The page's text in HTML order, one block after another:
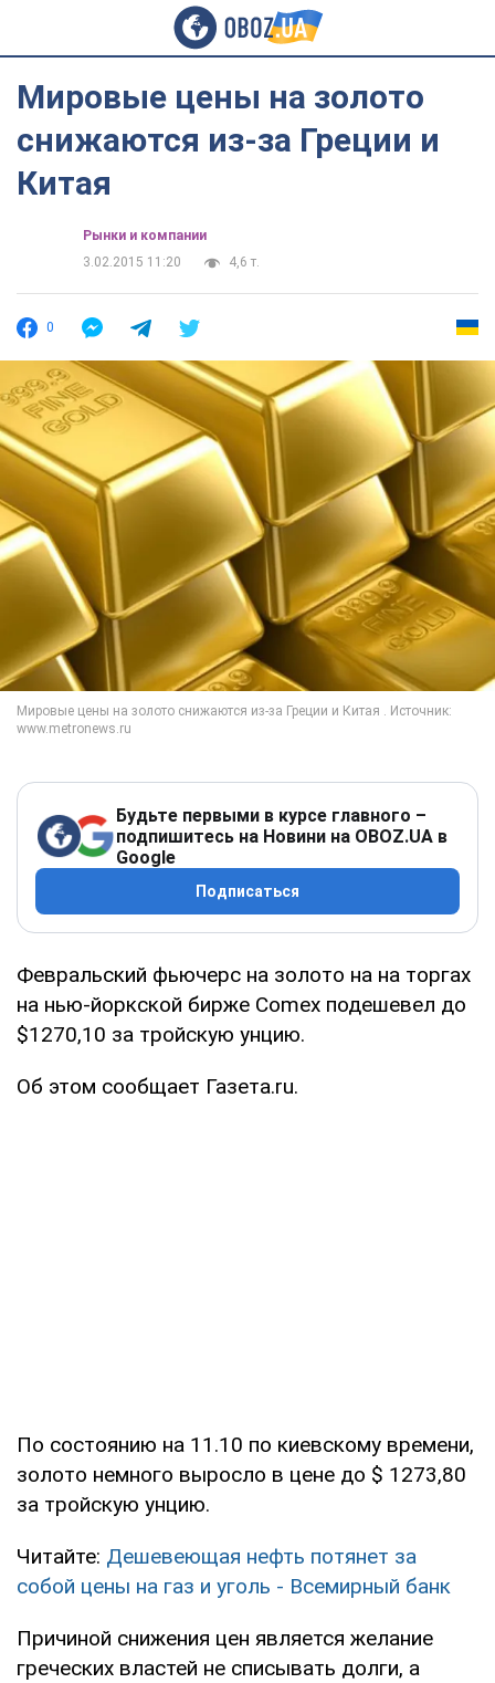
Мировые цены на золото
снижаются из-за Греции и
Китая
Рынки и компании
3.02.2015 11:20
4,6 т.
0
Будьте первыми в курсе главного –
подпишитесь на Новини на OBOZ.UA в
Google
Подписаться
Февральский фьючерс на золото на на торгах
на нью-йоркской бирже Comex подешевел до
$1270,10 за тройскую унцию.
Об этом сообщает Газета.ru.
По состоянию на 11.10 по киевскому времени,
золото немного выросло в цене до $ 1273,80
за тройскую унцию.
Читайте: Дешевеющая нефть потянет за
собой цены на газ и уголь - Всемирный банк
Причиной снижения цен является желание
греческих властей не списывать долги, а